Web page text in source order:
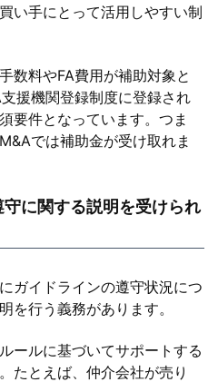
い手にとって活用しやすい制
数料やFA費用が補助対象と
援機関登録制度に登録され
要件となっています。つま
では補助金が受け取れま
に関する説明を受けられ
ガイドラインの遵守状況につ
を行う義務があります。
ールに基づいてサポートする
たとえば、仲介会社が売り